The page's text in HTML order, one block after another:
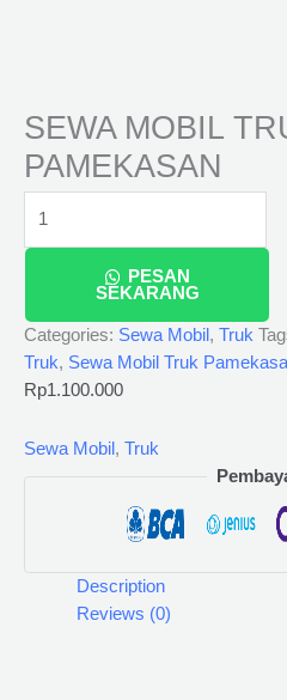
SEWA MOBIL
PAMEKASAN
PESAN
SEKARANG
Categories: Sewa Mobil , Truk
Truk, Sewa Mobil Truk
Rp1.100.000
Sewa Mobil, Truk
Description
Reviews (0)